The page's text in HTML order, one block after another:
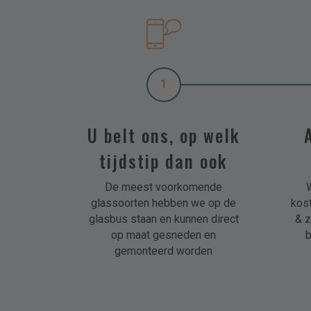
1
U belt ons, op welk
tijdstip dan ook
De meest voorkomende
glassoorten hebben we op de
glasbus staan en kunnen direct
op maat gesneden en
gemonteerd worden
&